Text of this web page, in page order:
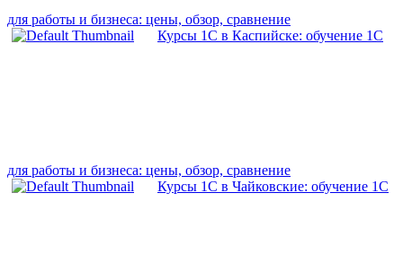
для работы и бизнеса: цены, обзор, сравнение
Курсы 1С в Каспийске: обучение 1С
для работы и бизнеса: цены, обзор, сравнение
Курсы 1С в Чайковские: обучение 1С